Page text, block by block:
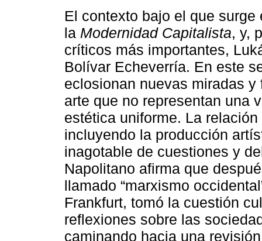
El contexto bajo el que
la Modernidad Capitalista, y,
críticos más importantes,
Bolívar Echeverría. En este
eclosionan nuevas miradas
arte que no representan una
estética uniforme. La
incluyendo la producción
inagotable de cuestiones y
Napolitano afirma que
llamado “marxismo
Frankfurt, tomó la cuestión
reflexiones sobre las
caminando hacia una